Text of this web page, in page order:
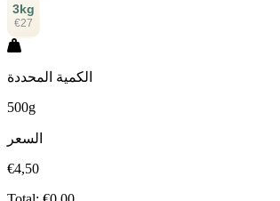
3kg
€27
الكمية المحددة
500g
السعر
€4,50